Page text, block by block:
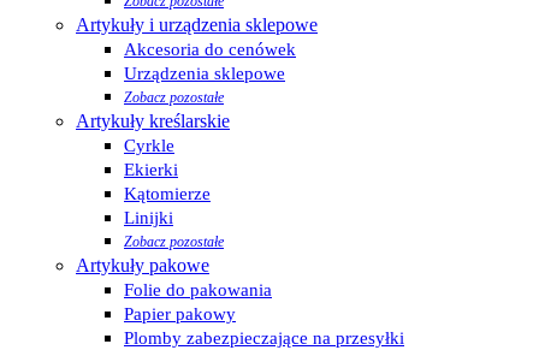
Artykuły i urządzenia sklepowe
Akcesoria do cenówek
Urządzenia sklepowe
Zobacz pozostałe
Artykuły kreślarskie
Cyrkle
Ekierki
Kątomierze
Linijki
Zobacz pozostałe
Artykuły pakowe
Folie do pakowania
Papier pakowy
Plomby zabezpieczające na przesyłki